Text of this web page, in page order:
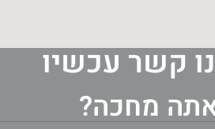
קשר עכשיו
מחכה?